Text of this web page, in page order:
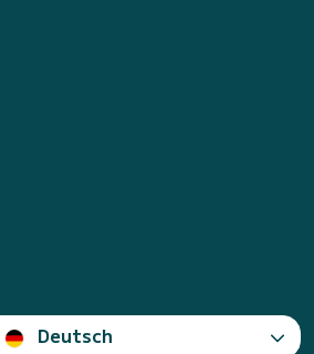
Deutsch